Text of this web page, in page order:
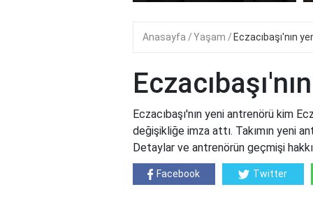
Anasayfa Yaşam Eczacıbaşı'nın
Eczacıbaşı'nın yeni antrenörü kim
değişikliğe imza attı. Takımın yeni
Detaylar ve antrenörün geçmişi
Facebook Twitter